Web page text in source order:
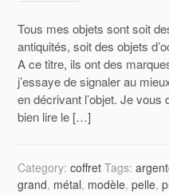
Tous mes objets sont soit
antiquités, soit des objets
A ce titre, ils ont des
j’essaye de signaler au
en décrivant l’objet. Je
bien lire le […]
Category:coffret Tags:
grand, métal, modèle,pelle,